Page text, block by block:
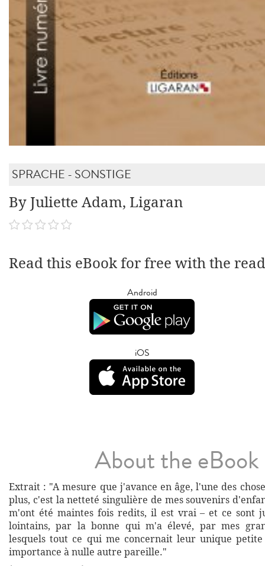
SPRACHE - SONSTIGE
By Juliette Adam, Ligaran
Read this eBook for free with the
Android
iOS
About the eBook
Extrait : "A mesure que j'avance en âge, l'une des
plus, c'est la netteté singulière de mes souvenirs
m'ont été maintes fois redits, il est vrai – et ce sont
lointains, par la bonne qui m'a élevé, par mes
lesquels tout ce qui me concernait leur unique
importance à nulle autre pareille."